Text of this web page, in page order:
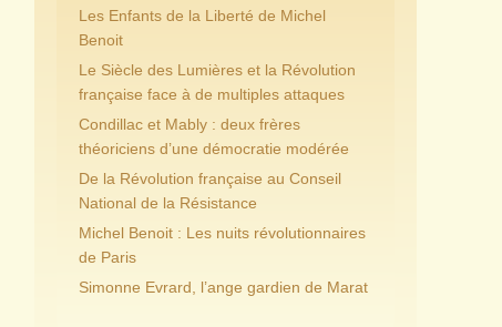
Les Enfants de la Liberté de Michel
Benoit
Le Siècle des Lumières et la Révolution
française face à de multiples attaques
Condillac et Mably : deux frères
théoriciens d’une démocratie modérée
De la Révolution française au Conseil
National de la Résistance
Michel Benoit : Les nuits révolutionnaires
de Paris
Simonne Evrard, l’ange gardien de Marat